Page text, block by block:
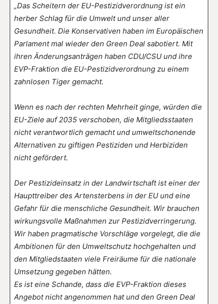
„Das Scheitern der EU-Pestizidverordnung ist ein
herber Schlag für die Umwelt und unser aller
Gesundheit. Die Konservativen haben im Europäischen
Parlament mal wieder den Green Deal sabotiert. Mit
ihren Änderungsanträgen haben CDU/CSU und ihre
EVP-Fraktion die EU-Pestizidverordnung zu einem
zahnlosen Tiger gemacht.
Wenn es nach der rechten Mehrheit ginge, würden die
EU-Ziele auf 2035 verschoben, die Mitgliedsstaaten
nicht verantwortlich gemacht und umweltschonende
Alternativen zu giftigen Pestiziden und Herbiziden
nicht gefördert.
Der Pestizideinsatz in der Landwirtschaft ist einer der
Haupttreiber des Artensterbens in der EU und eine
Gefahr für die menschliche Gesundheit. Wir brauchen
wirkungsvolle Maßnahmen zur Pestizidverringerung.
Wir haben pragmatische Vorschläge vorgelegt, die die
Ambitionen für den Umweltschutz hochgehalten und
den Mitgliedstaaten viele Freiräume für die nationale
Umsetzung gegeben hätten.
Es ist eine Schande, dass die EVP-Fraktion dieses
Angebot nicht angenommen hat und den Green Deal